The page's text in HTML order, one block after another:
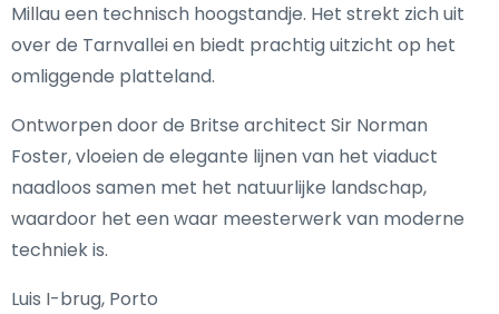
Millau een technisch hoogstandje. Het strekt zich uit
over de Tarnvallei en biedt prachtig uitzicht op het
omliggende platteland.
Ontworpen door de Britse architect Sir Norman
Foster, vloeien de elegante lijnen van het viaduct
naadloos samen met het natuurlijke landschap,
waardoor het een waar meesterwerk van moderne
techniek is.
Luis I-brug, Porto